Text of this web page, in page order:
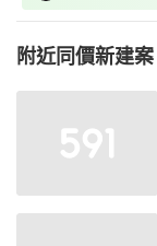
附近同價新建案